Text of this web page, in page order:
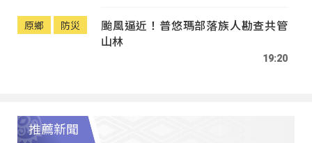
原鄉 防災
颱風逼近！普悠瑪部落族人勘查共管
山林
19:20
推薦新聞